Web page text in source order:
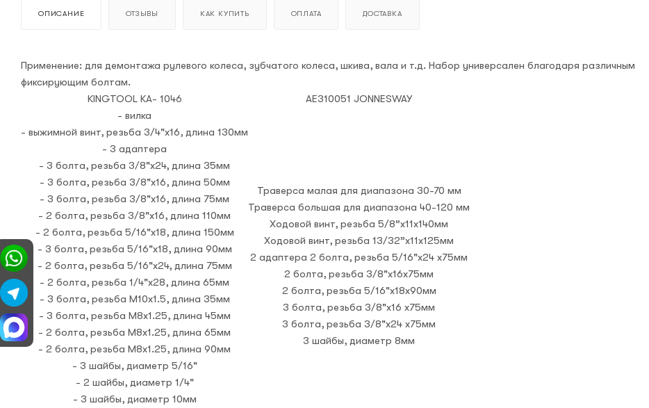
ОПИСАНИЕ ОТЗЫВЫ КАК КУПИТЬ ОПЛАТА ДОСТАВКА
Применение: для демонтажа рулевого колеса, зубчатого колеса, шкива, вала и т.д. Набор универсален благодаря различным
фиксирующим болтам.
KINGTOOL KA- 1046
AE310051 JONNESWAY
- вилка
- выжимной винт, резьба 3/4"х16, длина 130мм
- 3 адаптера
- 3 болта, резьба 3/8"х24, длина 35мм
- 3 болта, резьба 3/8"х16, длина 50мм
- 3 болта, резьба 3/8"х16, длина 75мм
- 2 болта, резьба 3/8"х16, длина 110мм
- 2 болта, резьба 5/16"х18, длина 150мм
- 3 болта, резьба 5/16"х18, длина 90мм
- 2 болта, резьба 5/16"х24, длина 75мм
- 2 болта, резьба 1/4"х28, длина 65мм
- 3 болта, резьба М10х1.5, длина 35мм
- 3 болта, резьба М8х1.25, длина 45мм
- 2 болта, резьба М8х1.25, длина 65мм
- 2 болта, резьба М8х1.25, длина 90мм
- 3 шайбы, диаметр 5/16"
- 2 шайбы, диаметр 1/4"
- 3 шайбы, диаметр 10мм
Траверса малая для диапазона 30-70 мм
Траверса большая для диапазона 40-120 мм
Ходовой винт, резьба 5/8”x11x140мм
Ходовой винт, резьба 13/32”x11x125мм
2 адаптера 2 болта, резьба 5/16"х24 x75мм
2 болта, резьба 3/8"х16x75мм
2 болта, резьба 5/16"х18x90мм
3 болта, резьба 3/8"х16 x75мм
3 болта, резьба 3/8"х24 x75мм
3 шайбы, диаметр 8мм